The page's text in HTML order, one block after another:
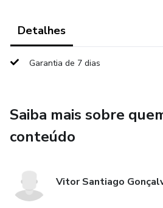
Detalhes
Garantia de 7 dias
Saiba mais sobre
conteúdo
Vitor Santiago